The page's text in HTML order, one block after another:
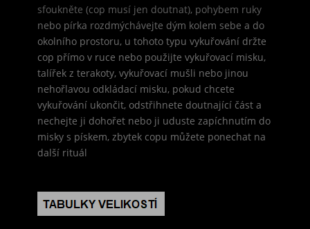
sfoukněte (cop musí jen doutnat), pohybem ruky
nebo pírka rozdmýchávejte dým kolem sebe a do
okolního prostoru, u tohoto typu vykuřování držte
cop přímo v ruce nebo použijte vykuřovací misku,
talířek z terakoty, vykuřovací mušli nebo jinou
nehořlavou odkládací misku, pokud chcete
vykuřování ukončit, odstřihnete doutnající část a
nechejte ji dohořet nebo ji uduste zapíchnutím do
misky s pískem, zbytek copu můžete ponechat na
další rituál